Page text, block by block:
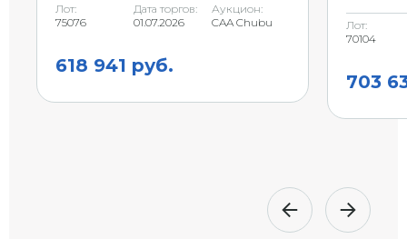
Лот:
75076
Дата торгов:
01.07.2026
Аукцион:
CAA Chubu
618 941 руб.
Лот:
70104
703